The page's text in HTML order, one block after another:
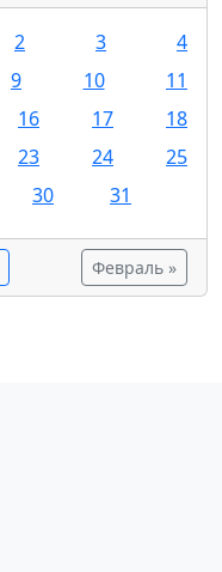
2 3
4
9 10
11
16 17
18
23 24
25
30 31
Февраль »